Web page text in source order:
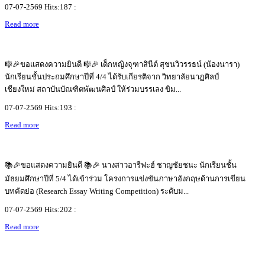
07-07-2569 Hits:187 :
Read more
🎼🎉ขอแสดงความยินดี 🎼🎉 เด็กหญิงจุฑาสินีต์ สุชนวิวรรธน์ (น้องนารา)
นักเรียนชั้นประถมศึกษาปีที่ 4/4 ได้รับเกียรติจาก วิทยาลัยนาฏศิลป์
เชียงใหม่ สถาบันบัณฑิตพัฒนศิลป์ ให้ร่วมบรรเลง ขิม...
07-07-2569 Hits:193 :
Read more
📚🎉ขอแสดงความยินดี 📚🎉 นางสาวอารีฟะฮ์ ชาญชัยชนะ นักเรียนชั้น
มัธยมศึกษาปีที่ 5/4 ได้เข้าร่วม โครงการแข่งขันภาษาอังกฤษด้านการเขียน
บทคัดย่อ (Research Essay Writing Competition) ระดับม...
07-07-2569 Hits:202 :
Read more